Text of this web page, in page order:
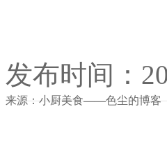
发布时间：
来源：小厨美食——色尘的博客